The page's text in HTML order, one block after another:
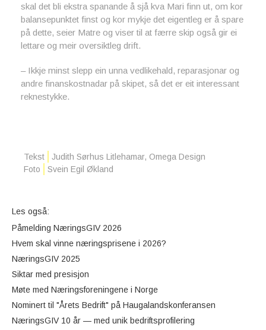
skal det bli ekstra spanande å sjå kva Mari finn ut, om kor
balansepunktet finst og kor mykje det eigentleg er å spare
på dette, seier Matre og viser til at færre skip også gir ei
lettare og meir oversiktleg drift.
– Ikkje minst slepp ein unna vedlikehald, reparasjonar og
andre finanskostnadar på skipet, så det er eit interessant
reknestykke.
Tekst
Judith Sørhus Litlehamar, Omega Design
Foto
Svein Egil Økland
Les også:
Påmelding NæringsGIV 2026
Hvem skal vinne næringsprisene i 2026?
NæringsGIV 2025
Siktar med presisjon
Møte med Næringsforeningene i Norge
Nominert til "Årets Bedrift" på Haugalandskonferansen
NæringsGIV 10 år — med unik bedriftsprofilering